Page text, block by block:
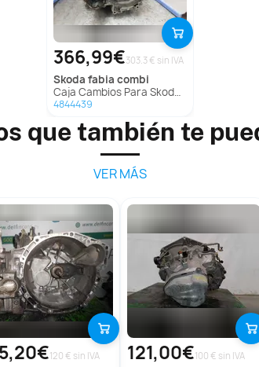
366,99€303.3 € sin IVA
skoda fabia combi
Caja Cambios Para Skoda Fabia Combi
4844439
que también te
VER MÁS
120 € sin IVA 121,00€100 € sin IVA